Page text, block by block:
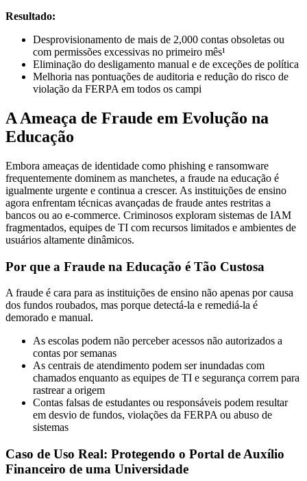
Resultado:
Desprovisionamento de mais de 2,000 contas obsoletas ou
com permissões excessivas no primeiro mês¹
Eliminação do desligamento manual e de exceções de política
Melhoria nas pontuações de auditoria e redução do risco de
violação da FERPA em todos os campi
A Ameaça de Fraude em Evolução na
Educação
Embora ameaças de identidade como phishing e ransomware
frequentemente dominem as manchetes, a fraude na educação é
igualmente urgente e continua a crescer. As instituições de ensino
agora enfrentam técnicas avançadas de fraude antes restritas a
bancos ou ao e-commerce. Criminosos exploram sistemas de IAM
fragmentados, equipes de TI com recursos limitados e ambientes de
usuários altamente dinâmicos.
Por que a Fraude na Educação é Tão Custosa
A fraude é cara para as instituições de ensino não apenas por causa
dos fundos roubados, mas porque detectá-la e remediá-la é
demorado e manual.
As escolas podem não perceber acessos não autorizados a
contas por semanas
As centrais de atendimento podem ser inundadas com
chamados enquanto as equipes de TI e segurança correm para
rastrear a origem
Contas falsas de estudantes ou responsáveis podem resultar
em desvio de fundos, violações da FERPA ou abuso de
sistemas
Caso de Uso Real: Protegendo o Portal de Auxílio
Financeiro de uma Universidade